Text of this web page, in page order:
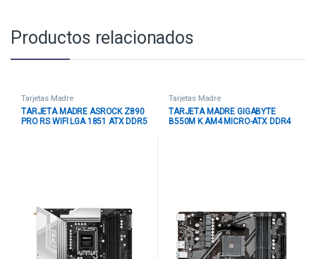
Productos relacionados
Tarjetas Madre
TARJETA MADRE ASROCK Z890
PRO RS WIFI LGA 1851 ATX DDR5
Tarjetas Madre
TARJETA MADRE GIGABYTE
B550M K AM4 MICRO-ATX DDR4